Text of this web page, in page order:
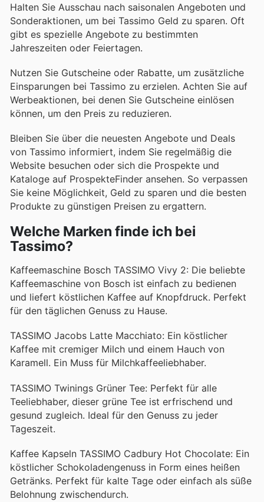
Halten Sie Ausschau nach saisonalen Angeboten und
Sonderaktionen, um bei Tassimo Geld zu sparen. Oft
gibt es spezielle Angebote zu bestimmten
Jahreszeiten oder Feiertagen.
Nutzen Sie Gutscheine oder Rabatte, um zusätzliche
Einsparungen bei Tassimo zu erzielen. Achten Sie auf
Werbeaktionen, bei denen Sie Gutscheine einlösen
können, um den Preis zu reduzieren.
Bleiben Sie über die neuesten Angebote und Deals
von Tassimo informiert, indem Sie regelmäßig die
Website besuchen oder sich die Prospekte und
Kataloge auf ProspekteFinder ansehen. So verpassen
Sie keine Möglichkeit, Geld zu sparen und die besten
Produkte zu günstigen Preisen zu ergattern.
Welche Marken finde ich bei
Tassimo?
Kaffeemaschine Bosch TASSIMO Vivy 2: Die beliebte
Kaffeemaschine von Bosch ist einfach zu bedienen
und liefert köstlichen Kaffee auf Knopfdruck. Perfekt
für den täglichen Genuss zu Hause.
TASSIMO Jacobs Latte Macchiato: Ein köstlicher
Kaffee mit cremiger Milch und einem Hauch von
Karamell. Ein Muss für Milchkaffeeliebhaber.
TASSIMO Twinings Grüner Tee: Perfekt für alle
Teeliebhaber, dieser grüne Tee ist erfrischend und
gesund zugleich. Ideal für den Genuss zu jeder
Tageszeit.
Kaffee Kapseln TASSIMO Cadbury Hot Chocolate: Ein
köstlicher Schokoladengenuss in Form eines heißen
Getränks. Perfekt für kalte Tage oder einfach als süße
Belohnung zwischendurch.